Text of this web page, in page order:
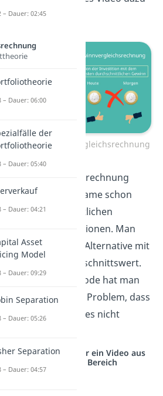
und Gewinnvergleichsrechnung
Gewinnvergleichsrechnung
wie der Name schon
die durchschnittlichen
aller Investitionen. Man
dann diejenige Alternative mit
höchsten Durchschnittswert.
bei dieser Methode hat man
wieder das Problem, dass
Zeitwert des Geldes nicht
vernetzt: Hier ein Video aus
einem anderen Bereich
– Dauer: 02:45
– Dauer: 06:00
der
– Dauer: 05:40
– Dauer: 04:21
Asset
Model
– Dauer: 09:29
Separation
– Dauer: 05:26
Separation
– Dauer: 04:57